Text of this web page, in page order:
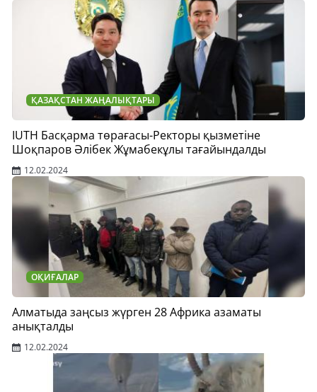
ҚАЗАҚСТАН ЖАҢАЛЫҚТАРЫ
IUTH Басқарма төрағасы-Ректоры қызметіне
Шоқпаров Әлібек Жұмабекұлы тағайындалды
12.02.2024
ОҚИҒАЛАР
Алматыда заңсыз жүрген 28 Африка азаматы
анықталды
12.02.2024